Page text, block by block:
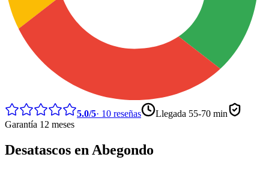
5.0/5· 10 reseñas Llegada 55-70 min
Garantía 12 meses
Desatascos en Abegondo